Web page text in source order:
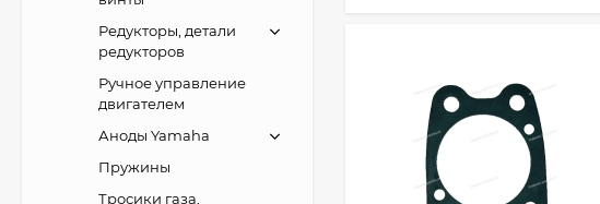
Редукторы, детали
редукторов
Ручное управление
двигателем
Аноды Yamaha
Пружины
Тросики газа,